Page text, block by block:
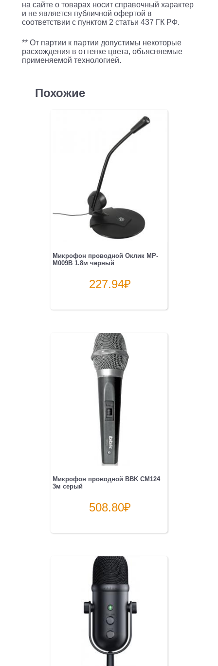
на сайте о товарах носит справочный характер
и не является публичной офертой в
соответствии с пунктом 2 статьи 437 ГК РФ.
** От партии к партии допустимы некоторые
расхождения в оттенке цвета, объясняемые
применяемой технологией.
Похожие
Микрофон проводной Оклик MP-
M009B 1.8м черный
227.94₽
Микрофон проводной BBK CM124
3м серый
508.80₽